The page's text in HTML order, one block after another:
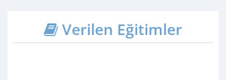
Verilen Eğitimler